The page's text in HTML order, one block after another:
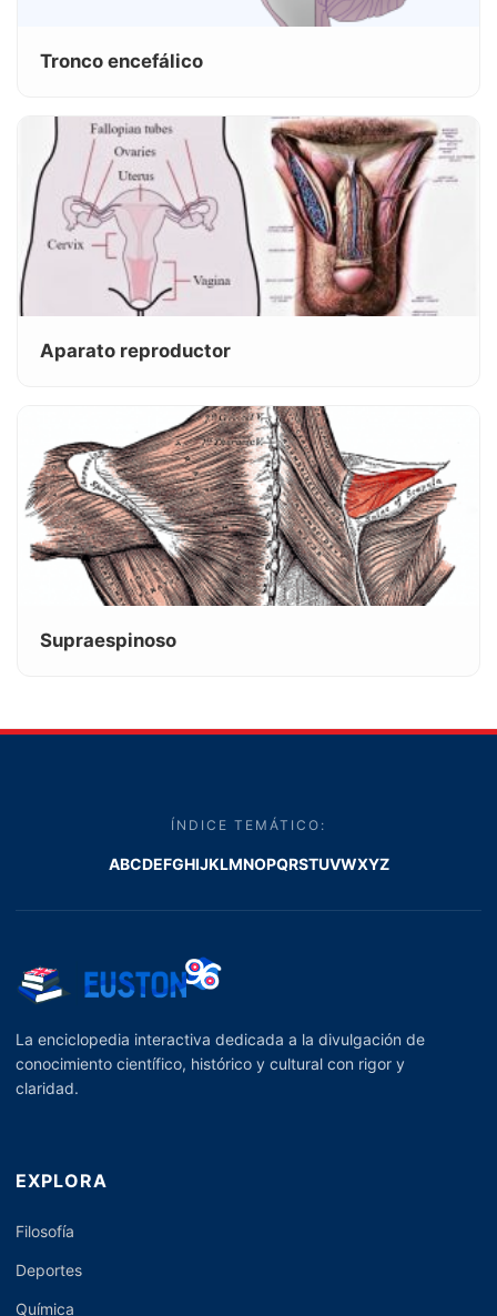
Tronco encefálico
Aparato reproductor
Supraespinoso
ÍNDICE TEMÁTICO:
ABCDEFGHIJKLMNOPQRSTUVWXYZ
La enciclopedia interactiva dedicada a la divulgación de
conocimiento científico, histórico y cultural con rigor y
claridad.
EXPLORA
Filosofía
Deportes
Química